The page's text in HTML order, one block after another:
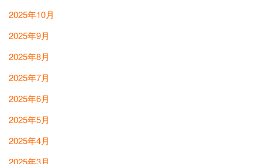
2025年10月
2025年9月
2025年8月
2025年7月
2025年6月
2025年5月
2025年4月
2025年3月